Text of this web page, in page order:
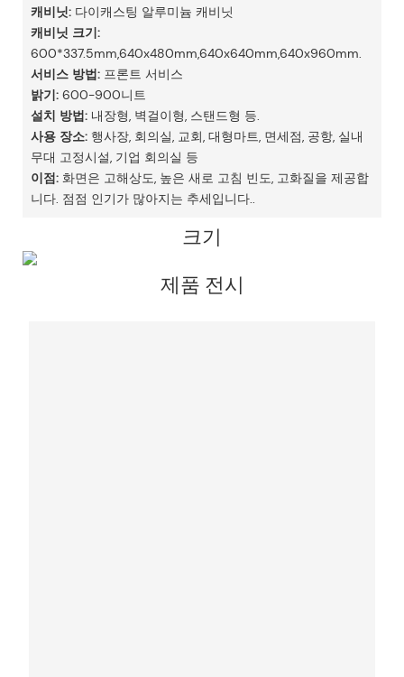
캐비닛: 다이캐스팅 알루미늄 캐비닛
캐비닛 크기:
600*337.5mm,640x480mm,640x640mm,640x960mm.
서비스 방법: 프론트 서비스
밝기: 600-900니트
설치 방법: 내장형, 벽걸이형, 스탠드형 등.
사용 장소: 행사장, 회의실, 교회, 대형마트, 면세점, 공항, 실내
무대 고정시설, 기업 회의실 등
이점: 화면은 고해상도, 높은 새로 고침 빈도, 고화질을 제공합
니다. 점점 인기가 많아지는 추세입니다..
크기
제품 전시